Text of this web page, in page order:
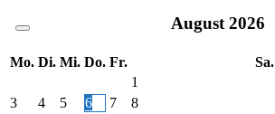
August 2026
Mo. Di. Mi. Do. Fr. Sa.
1
3
4 5 6 7 8